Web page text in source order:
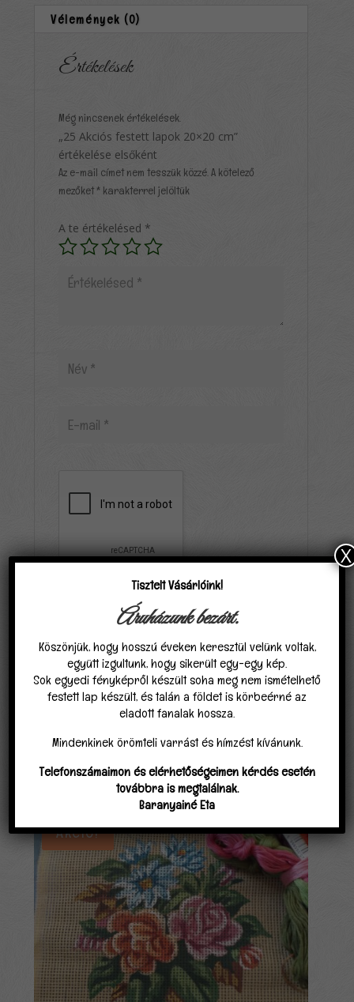
Vélemények (0)
Értékelések
Még nincsenek értékelések.
„25 Akciós festett lapok 20×20 cm”
értékelése elsőként
Az e-mail címet nem tesszük közzé.A kötelező
mezőket * karakterrel jelöltük
A te értékelésed *
Elfogadom, hogy a carpathiagobelin.hu tárolja
és kezeli adataimat azAdatvédelmi
nyilatkozatban találhatóak szerint.*
Kapcsolódó termékek
Akció!
Tisztelt Vásárlóink!
Áruházunk bezárt.
Köszönjük, hogy hosszú éveken keresztül velünk voltak,
együtt izgultunk, hogy sikerült egy-egy kép.
Sok egyedi fényképről készült soha meg nem ismételhető
festett lap készült, és talán a földet is körbeérné az
eladott fanalak hossza.
Mindenkinek örömteli varrást és hímzést kívánunk.
Telefonszámaimon és elérhetőségeimen kérdés esetén
továbbra is megtalálnak.
Baranyainé Eta
X